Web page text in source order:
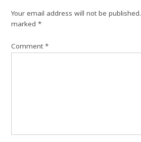
Your email address will not be published.
marked*
Comment*